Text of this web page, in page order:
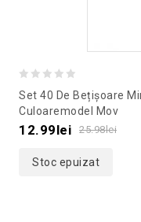
out
of
Set 40 De Bețișoare
Culoaremodel Mov
25.98lei
12.99lei
Stoc epuizat